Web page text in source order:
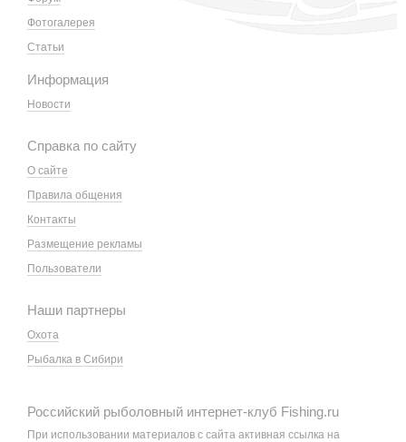
Фотогалерея
Статьи
Информация
Новости
Справка по сайту
О сайте
Правила общения
Контакты
Размещение рекламы
Пользователи
Наши партнеры
Охота
Рыбалка в Сибири
Российский рыболовный интернет-клуб Fishing.ru
При использовании материалов с сайта активная ссылка на